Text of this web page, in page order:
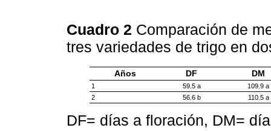
Cuadro 2 Comparación de
tres variedades de trigo en
Años DF DM
1 59.5 a
109.9 a
2
56.6 b 110.5 a
DF= días a floración, DM=